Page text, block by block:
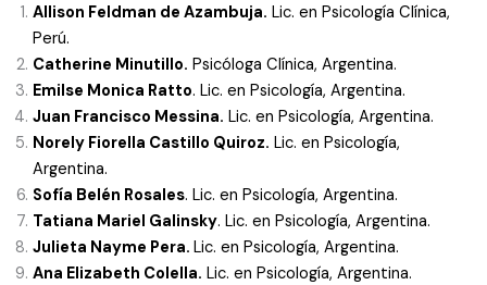
Allison Feldman de Azambuja. Lic. en Psicología Clínica,
Perú.
Catherine Minutillo. Psicóloga Clínica, Argentina.
Emilse Monica Ratto. Lic. en Psicología, Argentina.
Juan Francisco Messina. Lic. en Psicología, Argentina.
Norely Fiorella Castillo Quiroz. Lic. en Psicología,
Argentina.
Sofía Belén Rosales. Lic. en Psicología, Argentina.
Tatiana Mariel Galinsky. Lic. en Psicología, Argentina.
Julieta Nayme Pera. Lic. en Psicología, Argentina.
Ana Elizabeth Colella. Lic. en Psicología, Argentina.